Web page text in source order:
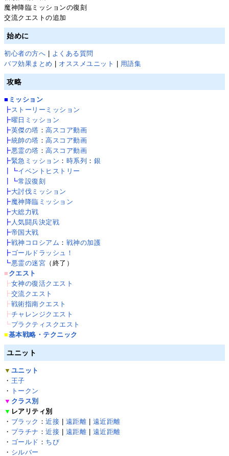
魔神降臨ミッションの復刻
交流クエストの追加
始めに
初心者の方へ
よくある質問
バフ効果まとめ
オススメユニット 用語集
攻略
■ ミッション
┣ストーリーミッション
┣曜日ミッション
┣英傑の塔 ：高スコア動画
┣統帥の塔 ：高スコア動画
┣悪霊の塔 ：高スコア動画
┣緊急ミッション ： 時系列 ： 銀
┃┗イベントヒストリー
┃┗常設復刻
┣大討伐ミッション
┣魔神降臨ミッション
┣大総力戦
┣ 人気闘兵決定戦
┣帝国大戦
┣戦神コロシアム ： 戦神の加護
┣ゴールドラッシュ！
┗悪霊の迷宮 （終了）
■ クエスト
┣女神の復活クエスト
┣交流クエスト
┣戦術指南クエスト
┣チャレンジクエスト
┗プラクティスクエスト
■基本戦略・テクニック
ユニット
▼ ユニット
・ 王子
・
トークン
▼ クラス別
▼ レアリティ別
・ ブラック ：近接 遠距離
遠近距離
・ プラチナ ：近接 遠距離
遠近距離
・ ゴールド ： ちび
・ シルバー